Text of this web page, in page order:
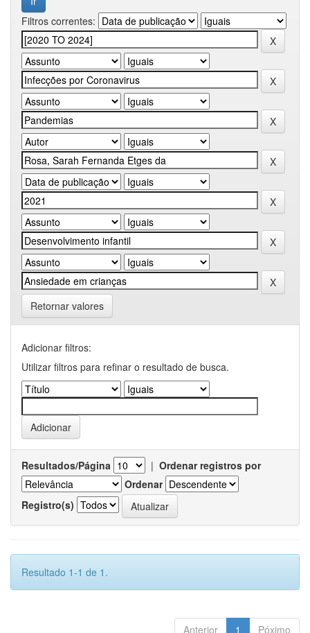
Filtros correntes:
Retornar valores
Adicionar filtros:
Utilizar filtros para refinar o resultado de busca.
Resultados/Página | Ordenar registros por
Ordenar
Registro(s)
Resultado 1-1 de 1.
Anterior 1 Póximo